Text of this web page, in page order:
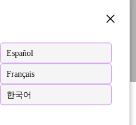
Español
Français
한국어